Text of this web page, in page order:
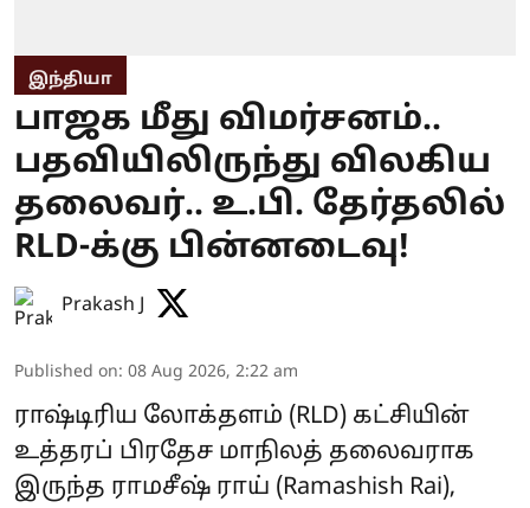
இந்தியா
பாஜக மீது விமர்சனம்..
பதவியிலிருந்து விலகிய
தலைவர்.. உ.பி. தேர்தலில்
RLD-க்கு பின்னடைவு!
Prakash J
Published on: 08 Aug 2026, 2:22 am
ராஷ்டிரிய லோக்தளம் (RLD) கட்சியின்
உத்தரப் பிரதேச மாநிலத் தலைவராக
இருந்த ராமசீஷ் ராய் (Ramashish Rai),